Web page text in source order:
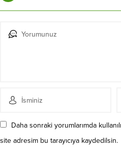
Daha sonraki yorumlarımda
site adresim bu tarayıcıya kaydedilsin.